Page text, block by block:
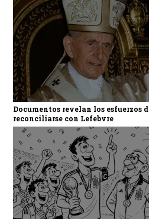
Documentos revelan los esfuerzos
reconciliarse con Lefebvre